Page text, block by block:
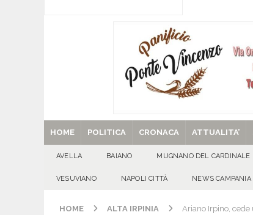
[ 09/08/2026 ] Mugnano del Cardinale,
ATTUALITA'
[ 29/08/2025 ] SANT’Oggi. Venerdì 29
HOME POLITICA CRONACA ATTUALITA’
AVELLA BAIANO MUGNANO DEL CARDINALE
VESUVIANO NAPOLI CITTÀ NEWS CAMPANIA
HOME ALTA IRPINIA Ariano Irpino, cede